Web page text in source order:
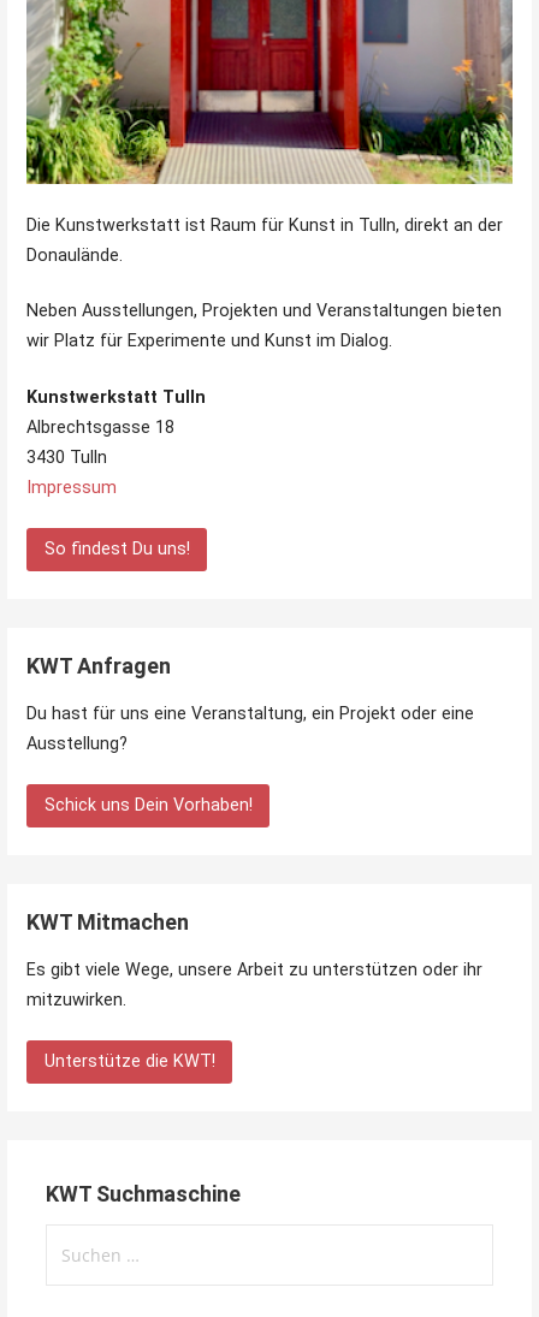
Die Kunstwerkstatt ist Raum für Kunst in Tulln, direkt an der
Donaulände.
Neben Ausstellungen, Projekten und Veranstaltungen bieten
wir Platz für Experimente und Kunst im Dialog.
Kunstwerkstatt Tulln
Albrechtsgasse 18
3430 Tulln
Impressum
So findest Du uns!
KWT Anfragen
Du hast für uns eine Veranstaltung, ein Projekt oder eine
Ausstellung?
Schick uns Dein Vorhaben!
KWT Mitmachen
Es gibt viele Wege, unsere Arbeit zu unterstützen oder ihr
mitzuwirken.
Unterstütze die KWT!
KWT Suchmaschine
nach: